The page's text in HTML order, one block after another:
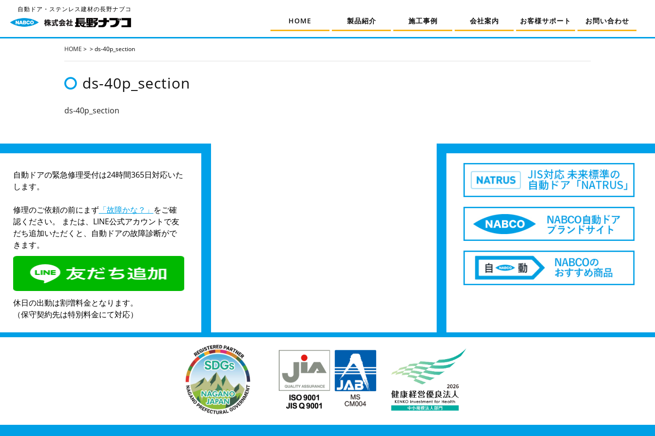
自動ドア・ステンレス建材の長野ナブコ
HOME 製品紹介 施工事例 会社案内 お客様サポート お問い合わせ
HOME > >ds-40p_section
ds-40p_section
ds-40p_section
自動ドアの緊急修理受付は24時間365日対応いた
します。
修理のご依頼の前にまず「故障かな？」 をご確
認ください。 または、LINE公式アカウントで友
だち追加いただくと、自動ドアの故障診断がで
きます。
休日の出動は割増料金となります。
（保守契約先は特別料金にて対応）